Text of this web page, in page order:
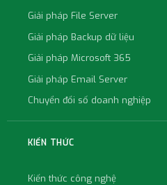
Giải pháp File Server
Giải pháp Backup dữ liệu
Giải pháp Microsoft 365
Giải pháp Email Server
Chuyển đổi số doanh nghiệp
KIẾN THỨC
Kiến thức công nghệ